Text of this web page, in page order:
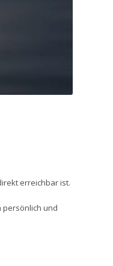
erreichbar ist.
persönlich und